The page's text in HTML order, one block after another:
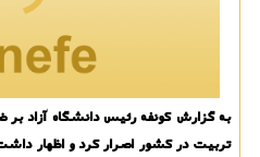
به گزارش كونفه رئیس دانشگاه آزاد
تربیت در كشور اصرار كرد و اظهار